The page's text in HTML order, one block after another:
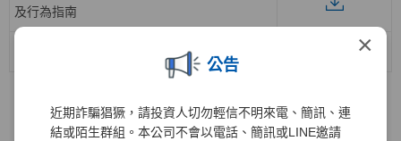
×
公告
近期詐騙猖獗，請投資人切勿輕信不明來電、簡訊、連
結或陌生群組。本公司不會以電話、簡訊或LINE邀請
及行為指南
元大證券股份有限公司落實誠信經營情形